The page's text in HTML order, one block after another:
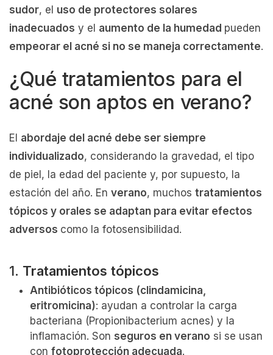
sudor, el uso de protectores solares
inadecuados y el aumento de la humedad pueden
empeorar el acné si no se maneja correctamente.
¿Qué tratamientos para el
acné son aptos en verano?
El abordaje del acné debe ser siempre
individualizado, considerando la gravedad, el tipo
de piel, la edad del paciente y, por supuesto, la
estación del año. En verano, muchos tratamientos
tópicos y orales se adaptan para evitar efectos
adversos como la fotosensibilidad.
1. Tratamientos tópicos
Antibióticos tópicos (clindamicina,
eritromicina): ayudan a controlar la carga
bacteriana (Propionibacterium acnes) y la
inflamación. Son seguros en verano si se usan
con fotoprotección adecuada.